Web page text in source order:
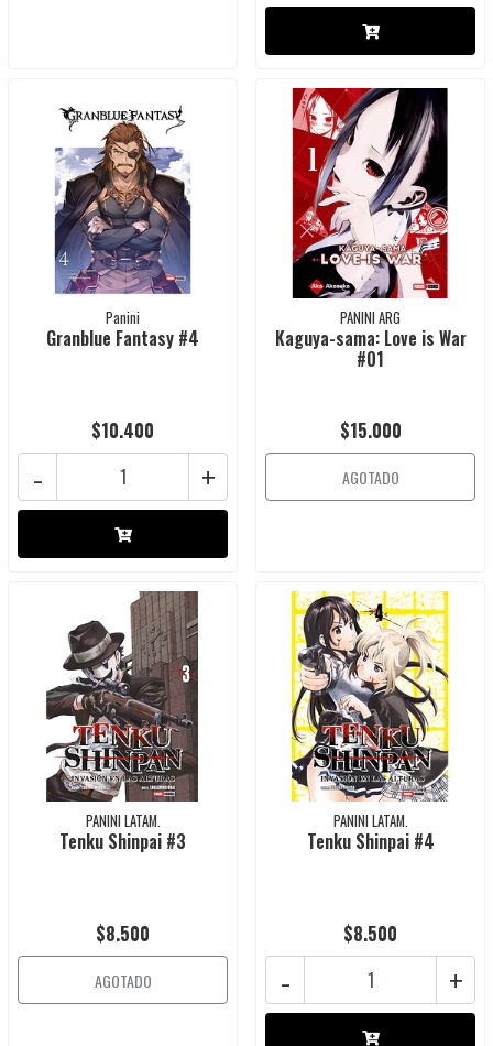
Panini
Granblue Fantasy #4
$10.400
+
-
PANINI ARG
Kaguya-sama: Love is War
#01
$15.000
AGOTADO
PANINI LATAM.
Tenku Shinpai #3
$8.500
AGOTADO
PANINI LATAM.
Tenku Shinpai #4
$8.500
+
-